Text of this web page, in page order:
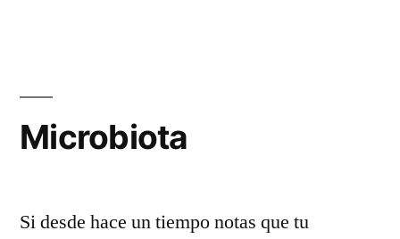
Microbiota
Si desde hace un tiempo notas que tu